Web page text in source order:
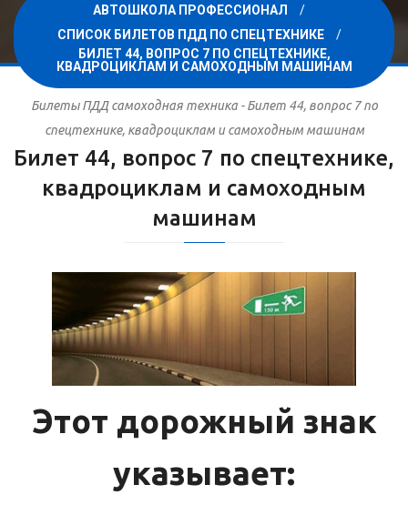
АВТОШКОЛА ПРОФЕССИОНАЛ
СПИСОК БИЛЕТОВ ПДД ПО СПЕЦТЕХНИКЕ
БИЛЕТ 44, ВОПРОС 7 ПО СПЕЦТЕХНИКЕ,
КВАДРОЦИКЛАМ И САМОХОДНЫМ МАШИНАМ
Билеты ПДД самоходная техника - Билет 44, вопрос 7 по
спецтехнике, квадроциклам и самоходным машинам
Билет 44, вопрос 7 по спецтехнике,
квадроциклам и самоходным
машинам
Этот дорожный знак
указывает: